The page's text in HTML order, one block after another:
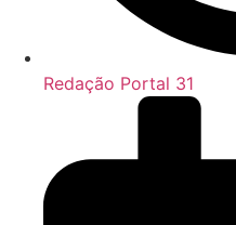
Redação Portal 31